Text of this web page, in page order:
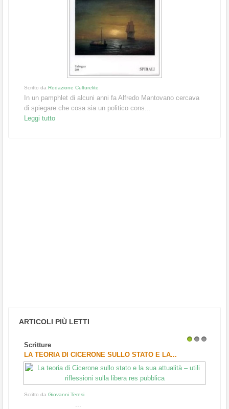
Scritto da Redazione Culturelite
In un pamphlet di alcuni anni fa Alfredo Mantovano cercava
di spiegare che cosa sia un politico cons...
Leggi tutto
ARTICOLI PIÙ LETTI
Scritture
LA TEORIA DI CICERONE SULLO STATO E LA...
Scritto da Giovanni Teresi
...